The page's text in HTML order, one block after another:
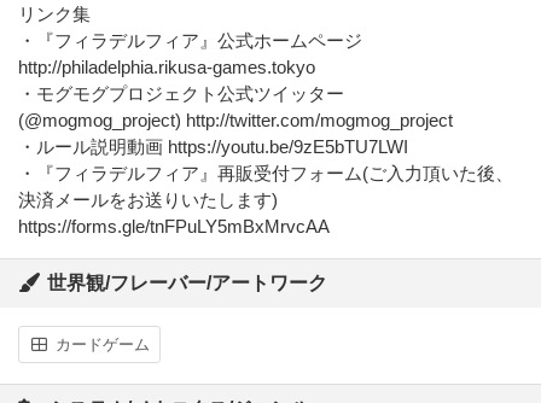
リンク集
・『フィラデルフィア』公式ホームページ
http://philadelphia.rikusa-games.tokyo
・モグモグプロジェクト公式ツイッター
(@mogmog_project) http://twitter.com/mogmog_project
・ルール説明動画 https://youtu.be/9zE5bTU7LWI
・『フィラデルフィア』再販受付フォーム(ご入力頂いた後、
決済メールをお送りいたします)
https://forms.gle/tnFPuLY5mBxMrvcAA
世界観/フレーバー/アートワーク
カードゲーム